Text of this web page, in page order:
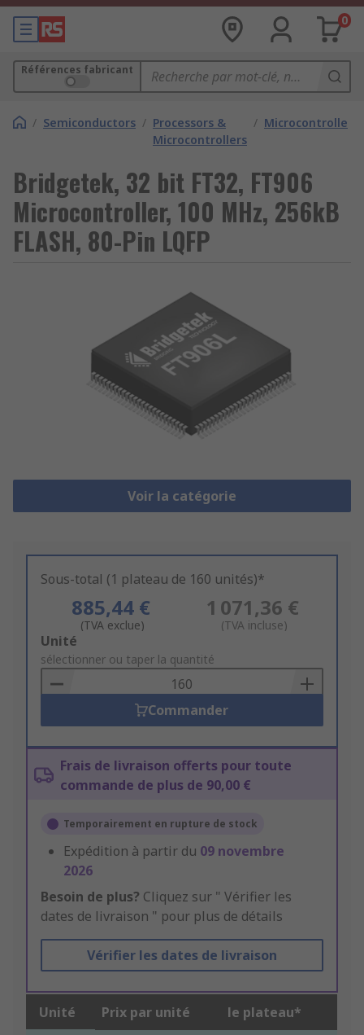
0
Références fabricant
/ Semiconductors / Processors &
Microcontrollers
/ Microcontrollers
Bridgetek, 32 bit FT32, FT906
Microcontroller, 100 MHz, 256kB
FLASH, 80-Pin LQFP
Voir la catégorie
Sous-total (1 plateau de 160 unités)*
885,44 €
(TVA exclue)
1 071,36 €
(TVA incluse)
Add
to
Basket
Unité
sélectionner ou taper la quantité
Commander
Frais de livraison offerts pour toute
commande de plus de 90,00 €
Temporairement en rupture de stock
Expédition à partir du 09 novembre
2026
Besoin de plus? Cliquez sur " Vérifier les
dates de livraison " pour plus de détails
Vérifier les dates de livraison
Unité Prix par unité le plateau*